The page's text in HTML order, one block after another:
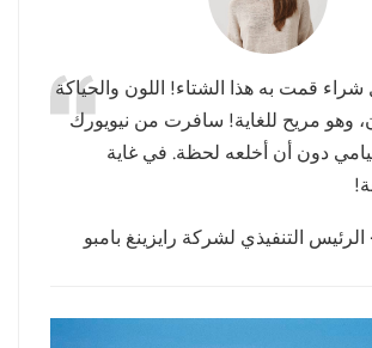
Nederland
日
قمت به هذا الشتاء! اللون والحياكة
وهو مريح للغاية! سافرت من نيويورك
دون أن أخلعه لحظة. في غاية
الرئيس التنفيذي لشركة رايزينغ بامبو